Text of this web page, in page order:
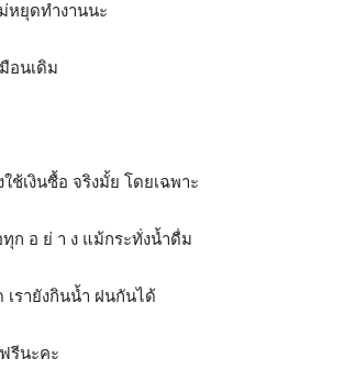
หยุดทำงานนะ
อนเดิม
ช้เงินซื้อ จริงมั้ย โดยเฉพาะ
ก อ ย่ า ง แม้กระทั่งน้ำดื่ม
เรายังกินน้ำ ฝนกันได้
รีนะคะ